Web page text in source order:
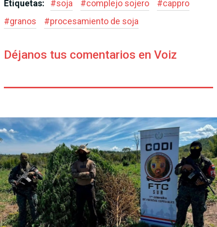
Etiquetas: #soja #complejo sojero #cappro
#granos #procesamiento de soja
Déjanos tus comentarios en Voiz